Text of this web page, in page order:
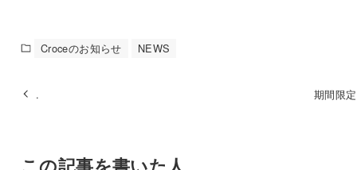
Croceのお知らせ NEWS
. 期間限
この記事を書いた人